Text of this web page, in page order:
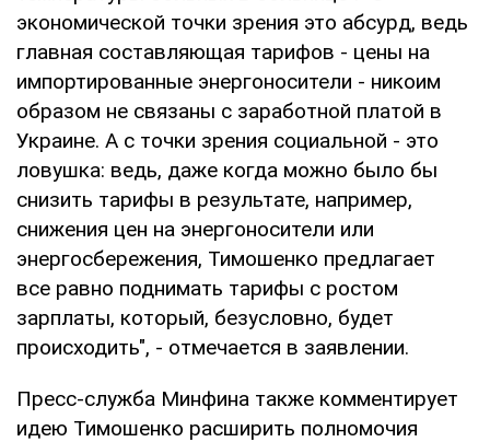
экономической точки зрения это абсурд, ведь
главная составляющая тарифов - цены на
импортированные энергоносители - никоим
образом не связаны с заработной платой в
Украине. А с точки зрения социальной - это
ловушка: ведь, даже когда можно было бы
снизить тарифы в результате, например,
снижения цен на энергоносители или
энергосбережения, Тимошенко предлагает
все равно поднимать тарифы с ростом
зарплаты, который, безусловно, будет
происходить", - отмечается в заявлении.
Пресс-служба Минфина также комментирует
идею Тимошенко расширить полномочия